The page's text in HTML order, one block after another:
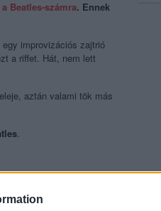
a Beatles-számra. Ennek
improvizációs zajtrió
a riffet. Hát, nem lett
aztán valami tök más
.
a bandában, amire
ősellensége a Super